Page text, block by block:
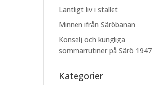
Lantligt liv i stallet
Minnen ifrån Säröbanan
Konselj och kungliga
sommarrutiner på Särö 1947
Kategorier